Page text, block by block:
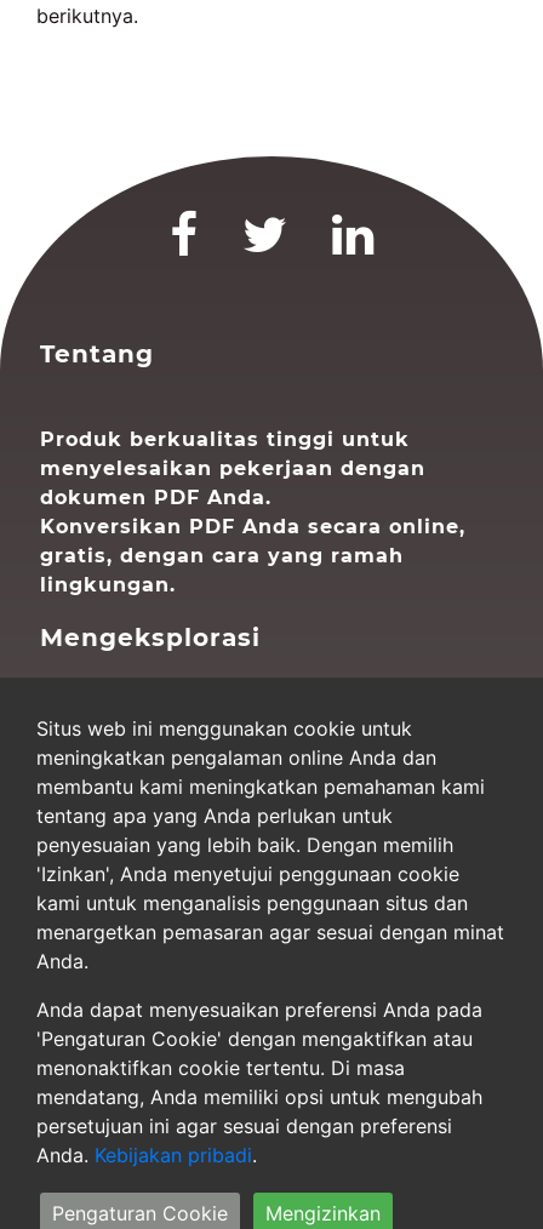
berikutnya.
Tentang
Produk berkualitas tinggi untuk
menyelesaikan pekerjaan dengan
dokumen PDF Anda.
Konversikan PDF Anda secara online,
gratis, dengan cara yang ramah
lingkungan.
Mengeksplorasi
Tentang
Kontak
Peta Situs
Pribadi
Ketentuan
Pengaturan Cookie
Jadilah Yang Pertama Tahu
Berlangganan Untuk Berita
Situs web ini menggunakan cookie untuk
meningkatkan pengalaman online Anda dan
membantu kami meningkatkan pemahaman kami
tentang apa yang Anda perlukan untuk
penyesuaian yang lebih baik. Dengan memilih
'Izinkan', Anda menyetujui penggunaan cookie
kami untuk menganalisis penggunaan situs dan
menargetkan pemasaran agar sesuai dengan minat
Anda.
Anda dapat menyesuaikan preferensi Anda pada
'Pengaturan Cookie' dengan mengaktifkan atau
menonaktifkan cookie tertentu. Di masa
mendatang, Anda memiliki opsi untuk mengubah
persetujuan ini agar sesuai dengan preferensi
Anda. Kebijakan pribadi.
Pengaturan Cookie Mengizinkan